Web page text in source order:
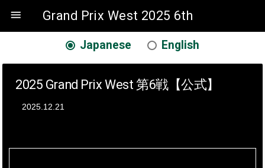
 Grand Prix West 2025 6th
Japanese English
2025 Grand Prix West 第6戦【公式】
2025.12.21